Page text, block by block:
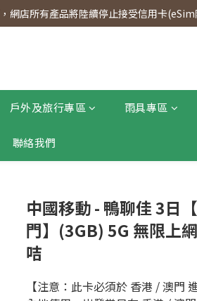
年12月31日）。滿$300即免運費。
網店所有產品將陸續停止接受信用卡
戶外及旅行專區 雨具專區
聯絡我們
中國移動 - 鴨聊佳 3日
門】(3GB) 5G 無限上
咭
【注意：此卡必須於 香港 / 澳門